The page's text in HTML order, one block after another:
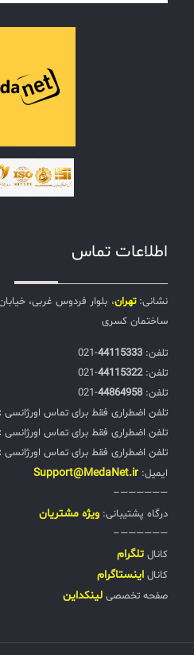
اطلاعات تماس
نشانی:تهران، بلوار فردوس غربی،
ساختمان کسری
تلفن:‌ 44115333
-021
تلفن:‌44115322
-021
تلفن:‌ 44864958
-021
تلفن اضطراری فقط برای تماس اورژانسی
تلفن اضطراری فقط برای تماس اورژانسی
تلفن اضطراری فقط برای تماس اورژانسی
ایمیل: Support@MedaNet.ir
——————–
درگاه پشتیبانی: ويژه مشتریان
——————–
کانال تلگرام
کانال اینستاگرام
صفحه تخصصی لینکداین